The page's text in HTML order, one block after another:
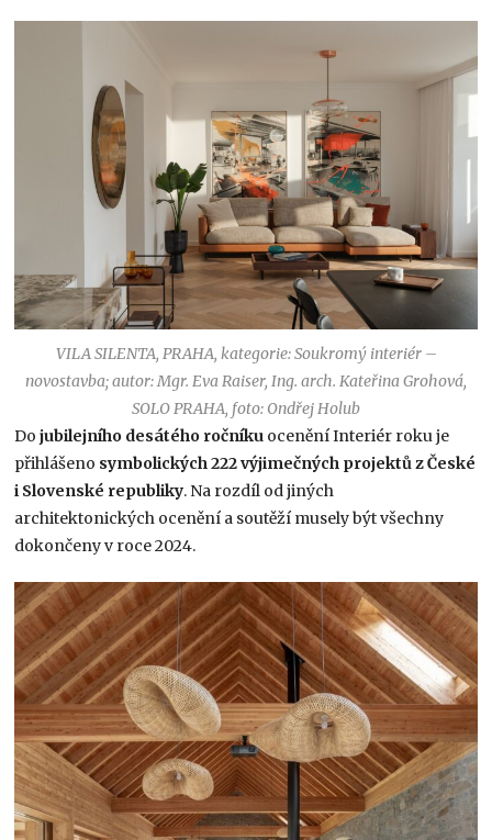
VILA SILENTA, PRAHA, kategorie: Soukromý interiér –
novostavba; autor: Mgr. Eva Raiser, Ing. arch. Kateřina Grohová,
SOLO PRAHA, foto: Ondřej Holub
Dojubilejního desátého ročníku ocenění Interiér roku je
přihlášeno symbolických 222 výjimečných projektů z České
i Slovenské republiky. Na rozdíl od jiných
architektonických ocenění a soutěží musely být všechny
dokončeny v roce 2024.